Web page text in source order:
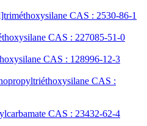
CAS : 2530-86-1
CAS : 227085-51-0
CAS : 128996-12-3
CAS :
CAS : 23432-62-4